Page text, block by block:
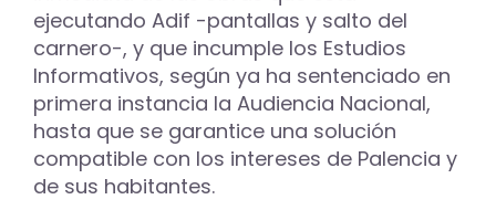
ejecutando Adif -pantallas y salto del
carnero-, y que incumple los Estudios
Informativos, según ya ha sentenciado en
primera instancia la Audiencia Nacional,
hasta que se garantice una solución
compatible con los intereses de Palencia y
de sus habitantes.